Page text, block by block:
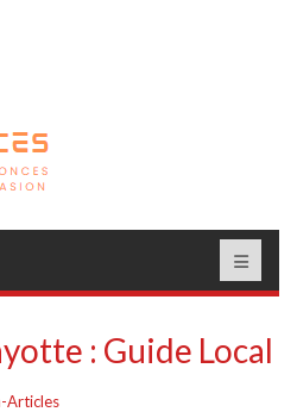
: Guide Local
Articles